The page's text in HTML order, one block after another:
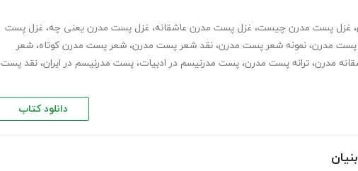
، غزل پست مدرن چیست، غزل پست مدرن عاشقانه، غزل پست مدرن یعنی چه، غزل پست
پست مدرن، نمونه شعر پست مدرن، نقد شعر پست مدرن، شعر پست مدرن کوتاه، شعر
مدرن، ترانه پست مدرن، پست مدرنیسم در ادبیات، پست مدرنیسم در ایران، نقد پست
دانلود کتاب